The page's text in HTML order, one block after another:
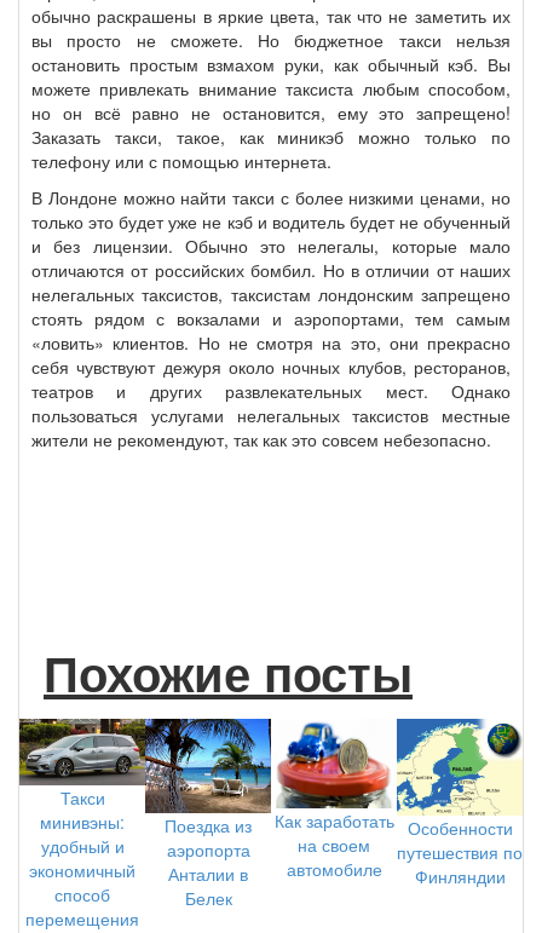
обычно раскрашены в яркие цвета, так что не заметить их
вы просто не сможете. Но бюджетное такси нельзя
остановить простым взмахом руки, как обычный кэб. Вы
можете привлекать внимание таксиста любым способом,
но он всё равно не остановится, ему это запрещено!
Заказать такси, такое, как миникэб можно только по
телефону или с помощью интернета.
В Лондоне можно найти такси с более низкими ценами, но
только это будет уже не кэб и водитель будет не обученный
и без лицензии. Обычно это нелегалы, которые мало
отличаются от российских бомбил. Но в отличии от наших
нелегальных таксистов, таксистам лондонским запрещено
стоять рядом с вокзалами и аэропортами, тем самым
«ловить» клиентов. Но не смотря на это, они прекрасно
себя чувствуют дежуря около ночных клубов, ресторанов,
театров и других развлекательных мест. Однако
пользоваться услугами нелегальных таксистов местные
жители не рекомендуют, так как это совсем небезопасно.
Похожие посты
Такси
минивэны:
удобный и
экономичный
способ
перемещения
Поездка из
аэропорта
Анталии в
Белек
Как заработать
на своем
автомобиле
Особенности
путешествия по
Финляндии